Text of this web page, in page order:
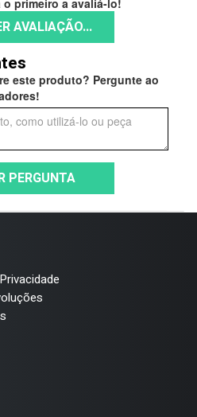
AVALIAÇÃO...
este produto? Pergunte ao
PERGUNTA